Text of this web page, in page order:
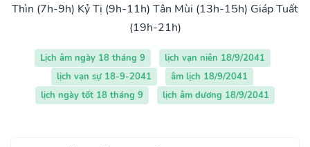
Thìn (7h-9h) Kỷ Tị (9h-11h) Tân Mùi (13h-15h) Giáp Tuất
(19h-21h)
Lịch âm ngày 18 tháng 9
lịch vạn niên 18/9/2041
lịch vạn sự 18-9-2041
âm lịch 18/9/2041
lịch ngày tốt 18 tháng 9
lịch âm dương 18/9/2041